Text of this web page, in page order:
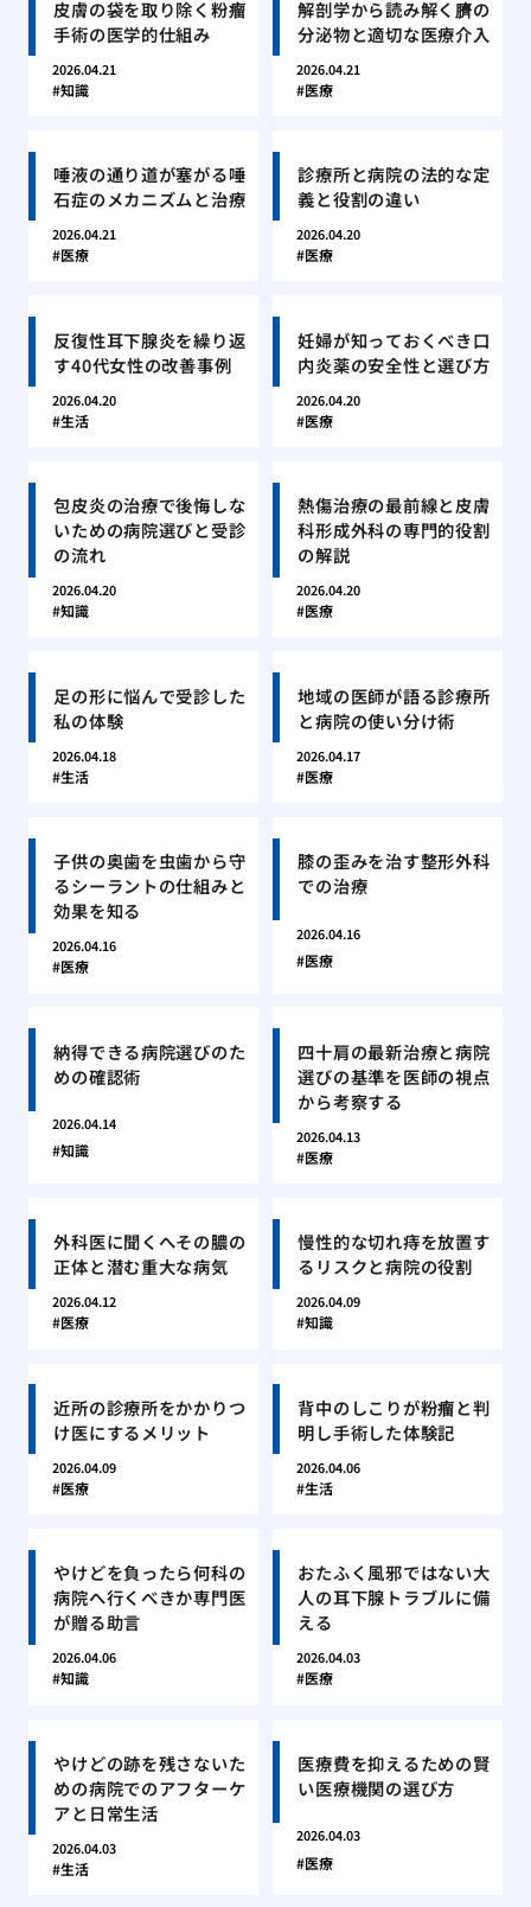
皮膚の袋を取り除く粉瘤
手術の医学的仕組み
2026.04.21
知識
解剖学から読み解く臍の
分泌物と適切な医療介入
2026.04.21
医療
唾液の通り道が塞がる唾
石症のメカニズムと治療
2026.04.21
医療
診療所と病院の法的な定
義と役割の違い
2026.04.20
医療
反復性耳下腺炎を繰り返
す40代女性の改善事例
2026.04.20
生活
妊婦が知っておくべき口
内炎薬の安全性と選び方
2026.04.20
医療
包皮炎の治療で後悔しな
いための病院選びと受診
の流れ
2026.04.20
知識
熱傷治療の最前線と皮膚
科形成外科の専門的役割
の解説
2026.04.20
医療
足の形に悩んで受診した
私の体験
2026.04.18
生活
地域の医師が語る診療所
と病院の使い分け術
2026.04.17
医療
子供の奥歯を虫歯から守
るシーラントの仕組みと
効果を知る
2026.04.16
医療
膝の歪みを治す整形外科
での治療
2026.04.16
医療
納得できる病院選びのた
めの確認術
2026.04.14
知識
四十肩の最新治療と病院
選びの基準を医師の視点
から考察する
2026.04.13
医療
外科医に聞くへその膿の
正体と潜む重大な病気
2026.04.12
医療
慢性的な切れ痔を放置す
るリスクと病院の役割
2026.04.09
知識
近所の診療所をかかりつ
け医にするメリット
2026.04.09
医療
背中のしこりが粉瘤と判
明し手術した体験記
2026.04.06
生活
やけどを負ったら何科の
病院へ行くべきか専門医
が贈る助言
2026.04.06
知識
おたふく風邪ではない大
人の耳下腺トラブルに備
える
2026.04.03
医療
やけどの跡を残さないた
めの病院でのアフターケ
アと日常生活
2026.04.03
生活
医療費を抑えるための賢
い医療機関の選び方
2026.04.03
医療